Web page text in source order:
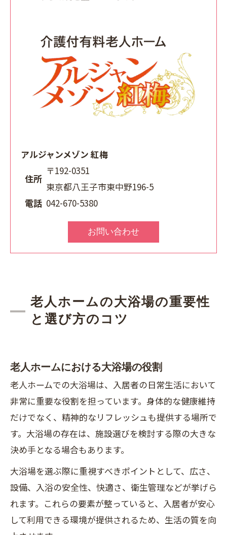
アルジャンメゾン 紅梅
住所
〒192-0351
東京都八王子市東中野196-5
電話 042-670-5380
お問い合わせ
老人ホームの大浴場の重要性
と選び方のコツ
老人ホームにおける大浴場の役割
老人ホームでの大浴場は、入居者の日常生活において
非常に重要な役割を担っています。身体的な健康維持
だけでなく、精神的なリフレッシュも提供する場所で
す。大浴場の存在は、施設選びを検討する際の大きな
決め手となる場合もあります。
大浴場を選ぶ際に重視すべきポイントとして、広さ、
設備、入浴の安全性、快適さ、衛生管理などが挙げら
れます。これらの要素が整っていると、入居者が安心
して利用できる環境が提供されるため、生活の質を向